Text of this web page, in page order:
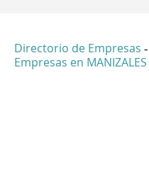
Directorio de Empresas -
Empresas en MANIZALES